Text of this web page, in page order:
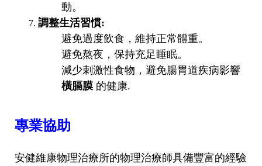
動。
調整生活習慣:
避免過度飲食，維持正常體重。
避免熬夜，保持充足睡眠。
減少刺激性食物，避免腸胃道疾病影響
橫膈膜 的健康.
專業協助
安健維康物理治療所的物理治療師具備豐富的經驗